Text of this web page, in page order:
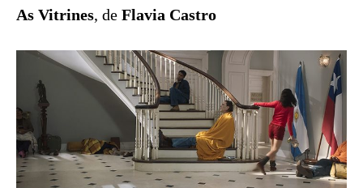
As Vitrines, de Flavia Castro